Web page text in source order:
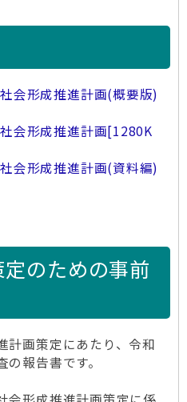
会形成推進計画(概要版)
会形成推進計画[1280K
会形成推進計画(資料編)
のための事前
計画策定にあたり、令和
報告書です。